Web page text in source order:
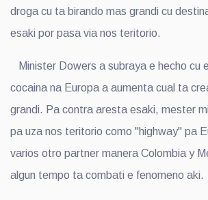
droga cu ta birando mas grandi cu
esaki por pasa via nos teritorio.
Minister Dowers a subraya e hecho cu
cocaina na Europa a aumenta cual ta
grandi. Pa contra aresta esaki, mester
pa uza nos teritorio como "highway" pa
varios otro partner manera Colombia y
algun tempo ta combati e fenomeno aki.